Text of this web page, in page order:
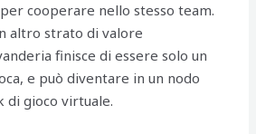
cooperare nello stesso team.
altro strato di valore
finisce di essere solo un
e può diventare in un nodo
di gioco virtuale.